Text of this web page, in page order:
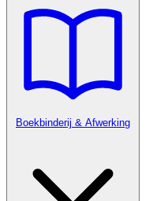
Boekbinderij & Afwerking